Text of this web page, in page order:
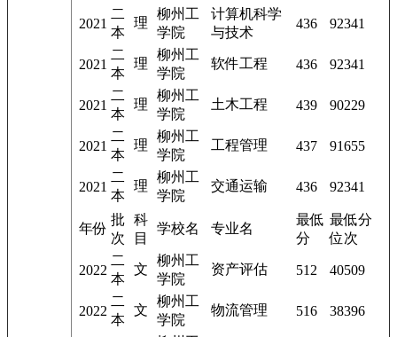
2021
二
本
理
柳州工
学院
计算机科学
与技术
436 92341
2021
二
本
理
柳州工
学院
软件工程 436 92341
2021
二
本
理
柳州工
学院
土木工程 439 90229
2021
二
本
理
柳州工
学院
工程管理 437 91655
2021
二
本
理
柳州工
学院
交通运输 436 92341
年份
批
次
科
目
学校名 专业名
最低
分
最低分
位次
2022
二
本
文
柳州工
学院
资产评估 512 40509
2022
二
本
文
柳州工
学院
物流管理 516 38396